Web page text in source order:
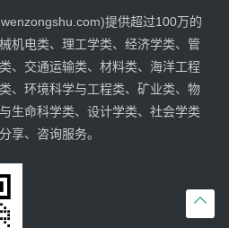

提供超过100万的
机电类、理工学类、经济学类、管
、交通运输类、材料类、海洋工程
、环境科学与工程类、矿业类、物
生命科学类、设计学类、社会学类
享、咨询服务。